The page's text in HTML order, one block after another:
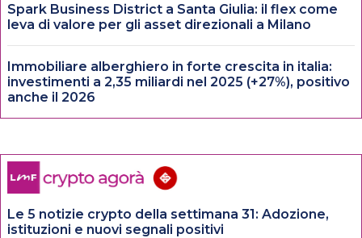
Spark Business District a Santa Giulia: il flex come
leva di valore per gli asset direzionali a Milano
Immobiliare alberghiero in forte crescita in italia:
investimenti a 2,35 miliardi nel 2025 (+27%), positivo
anche il 2026
Le 5 notizie crypto della settimana 31: Adozione,
istituzioni e nuovi segnali positivi